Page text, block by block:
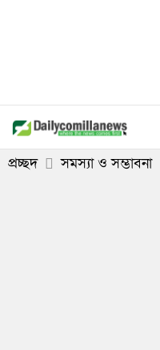
প্রচ্ছদ সমস্যা ও সম্ভাবনা